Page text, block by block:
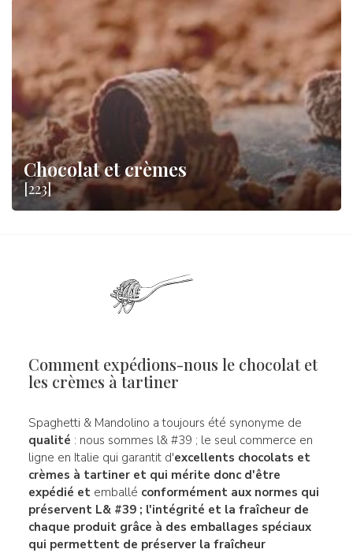
Chocolat et crèmes
[223]
Comment expédions-nous le chocolat et
les crèmes à tartiner
Spaghetti & Mandolino a toujours été synonyme de
qualité : nous sommes l& #39 ; le seul commerce en
ligne en Italie qui garantit d'excellents chocolats et
crèmes à tartiner et qui mérite donc d'être
expédié etemballé conformément aux normes qui
préservent L& #39 ; l'intégrité et la fraîcheur de
chaque produit grâce à des emballages spéciaux
qui permettent de préserver la fraîcheur